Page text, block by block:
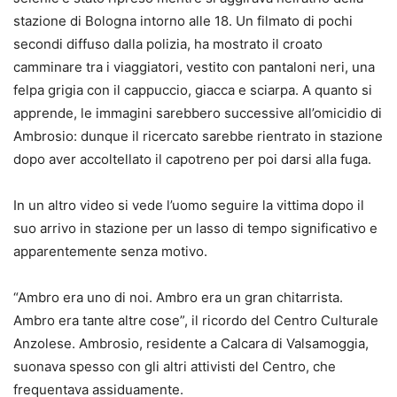
stazione di Bologna intorno alle 18. Un filmato di pochi
secondi diffuso dalla polizia, ha mostrato il croato
camminare tra i viaggiatori, vestito con pantaloni neri, una
felpa grigia con il cappuccio, giacca e sciarpa. A quanto si
apprende, le immagini sarebbero successive all’omicidio di
Ambrosio: dunque il ricercato sarebbe rientrato in stazione
dopo aver accoltellato il capotreno per poi darsi alla fuga.
In un altro video si vede l’uomo seguire la vittima dopo il
suo arrivo in stazione per un lasso di tempo significativo e
apparentemente senza motivo.
“Ambro era uno di noi. Ambro era un gran chitarrista.
Ambro era tante altre cose”, il ricordo del Centro Culturale
Anzolese. Ambrosio, residente a Calcara di Valsamoggia,
suonava spesso con gli altri attivisti del Centro, che
frequentava assiduamente.